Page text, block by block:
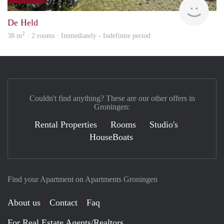
De Held
38 m2 · 2 rooms · Immediately - Indefinite period
Find your Apartment on Apartments Groningen
About us Contact
Faq
Couldn't find anything? These are our other offers in
Groningen:
Rental Properties Rooms
Studio's
HouseBoats